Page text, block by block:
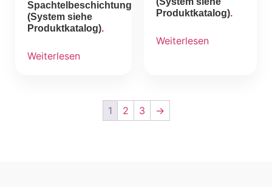
Spachtelbeschichtung
(System siehe
Produktkatalog)
Weiterlesen
Produktkatalog)
Weiterlesen
1 2 3 →